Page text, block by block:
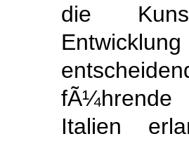
die
Italien